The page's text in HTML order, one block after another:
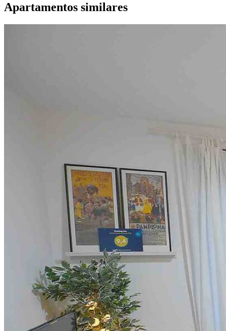
Apartamentos similares